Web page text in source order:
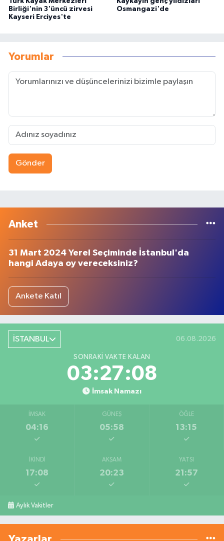
Birliği'nin 3'üncü zirvesi
Kayseri Erciyes'te
Osmangazi'de
Yorumlar
Gönder
Anket
31 Mart 2024 Yerel Seçiminde İstanbul'da
hangi Adaya oy vereceksiniz?
Ankete Katıl
İSTANBUL 06.08.2026
SONRAKI VAKTE KALAN
03:27:08
İmsak Namazı
İMSAK
04:16
GÜNEŞ
05:58
ÖĞLE
13:15
İKINDI
17:08
AKŞAM
20:23
YATSI
21:57
Aylık Vakitler